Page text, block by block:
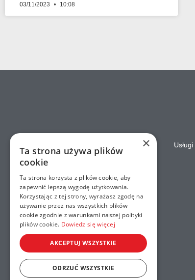
03/11/2023 10:08
Strona główna Usługi
×
Ta strona używa plików
cookie
Ta strona korzysta z plików cookie, aby
zapewnić lepszą wygodę użytkowania.
Korzystając z tej strony, wyrażasz zgodę na
używanie przez nas wszystkich plików
cookie zgodnie z warunkami naszej polityki
plików cookie. Dowiedz się więcej
AKCEPTUJ WSZYSTKIE
ODRZUĆ WSZYSTKIE